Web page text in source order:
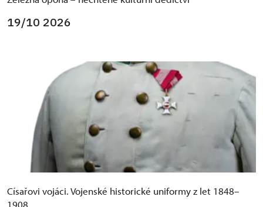
19/10 2026
Císařovi vojáci. Vojenské historické uniformy z let 1848–
1908